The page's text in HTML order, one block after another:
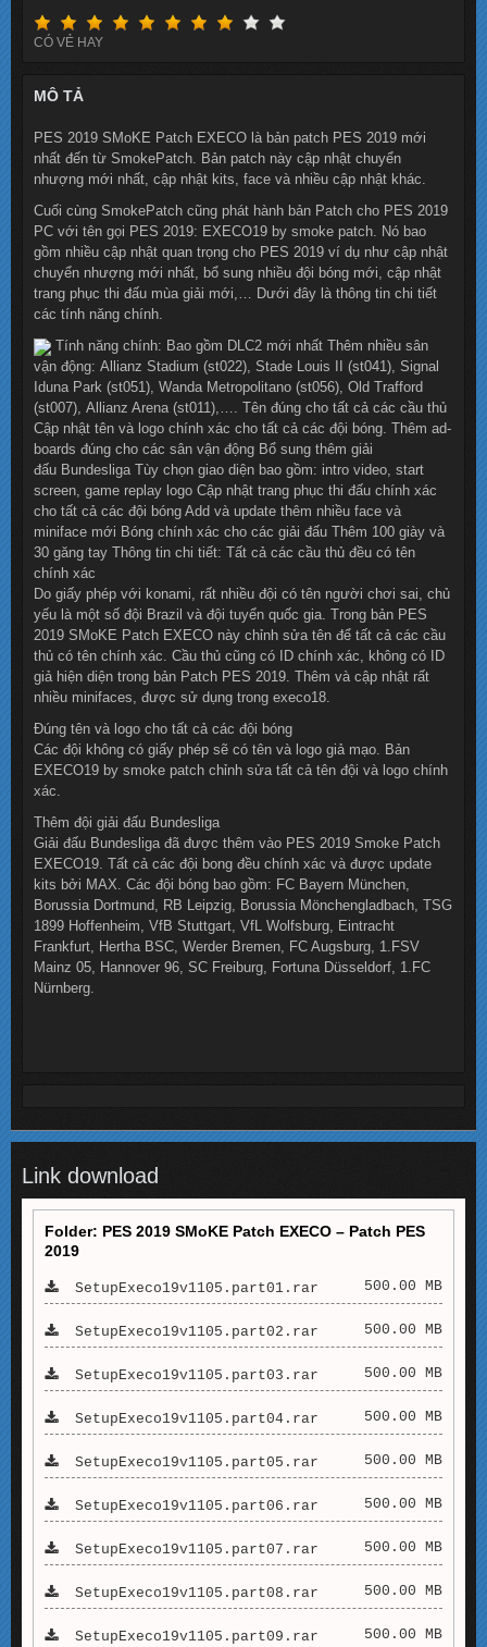
CÓ VẺ HAY
MÔ TẢ
PES 2019 SMoKE Patch EXECO là bản patch PES 2019 mới
nhất đến từ SmokePatch. Bản patch này cập nhật chuyển
nhượng mới nhất, cập nhật kits, face và nhiều cập nhật khác.
Cuối cùng SmokePatch cũng phát hành bản Patch cho PES 2019
PC với tên gọi PES 2019: EXECO19 by smoke patch. Nó bao
gồm nhiều cập nhật quan trọng cho PES 2019 ví dụ như cập nhật
chuyển nhượng mới nhất, bổ sung nhiều đội bóng mới, cập nhật
trang phục thi đấu mùa giải mới,… Dưới đây là thông tin chi tiết
các tính năng chính.
Tính năng chính: Bao gồm DLC2 mới nhất Thêm nhiều sân
vận động: Allianz Stadium (st022), Stade Louis II (st041), Signal
Iduna Park (st051), Wanda Metropolitano (st056), Old Trafford
(st007), Allianz Arena (st011),…. Tên đúng cho tất cả các cầu thủ
Cập nhật tên và logo chính xác cho tất cả các đội bóng. Thêm ad-
boards đúng cho các sân vận động Bổ sung thêm giải
đấu Bundesliga Tùy chọn giao diện bao gồm: intro video, start
screen, game replay logo Cập nhật trang phục thi đấu chính xác
cho tất cả các đội bóng Add và update thêm nhiều face và
miniface mới Bóng chính xác cho các giải đấu Thêm 100 giày và
30 găng tay Thông tin chi tiết: Tất cả các cầu thủ đều có tên
chính xác
Do giấy phép với konami, rất nhiều đội có tên người chơi sai, chủ
yếu là một số đội Brazil và đội tuyển quốc gia. Trong bản PES
2019 SMoKE Patch EXECO này chỉnh sửa tên để tất cả các cầu
thủ có tên chính xác. Cầu thủ cũng có ID chính xác, không có ID
giả hiện diện trong bản Patch PES 2019. Thêm và cập nhật rất
nhiều minifaces, được sử dụng trong execo18.
Đúng tên và logo cho tất cả các đội bóng
Các đội không có giấy phép sẽ có tên và logo giả mạo. Bản
EXECO19 by smoke patch chỉnh sửa tất cả tên đội và logo chính
xác.
Thêm đội giải đấu Bundesliga
Giải đấu Bundesliga đã được thêm vào PES 2019 Smoke Patch
EXECO19. Tất cả các đội bong đều chính xác và được update
kits bởi MAX. Các đội bóng bao gồm: FC Bayern München,
Borussia Dortmund, RB Leipzig, Borussia Mönchengladbach, TSG
1899 Hoffenheim, VfB Stuttgart, VfL Wolfsburg, Eintracht
Frankfurt, Hertha BSC, Werder Bremen, FC Augsburg, 1.FSV
Mainz 05, Hannover 96, SC Freiburg, Fortuna Düsseldorf, 1.FC
Nürnberg.
Link download
Folder: PES 2019 SMoKE Patch EXECO – Patch PES
2019
SetupExeco19v1105.part01.rar 500.00 MB
SetupExeco19v1105.part02.rar 500.00 MB
SetupExeco19v1105.part03.rar 500.00 MB
SetupExeco19v1105.part04.rar 500.00 MB
SetupExeco19v1105.part05.rar 500.00 MB
SetupExeco19v1105.part06.rar 500.00 MB
SetupExeco19v1105.part07.rar 500.00 MB
SetupExeco19v1105.part08.rar 500.00 MB
SetupExeco19v1105.part09.rar 500.00 MB